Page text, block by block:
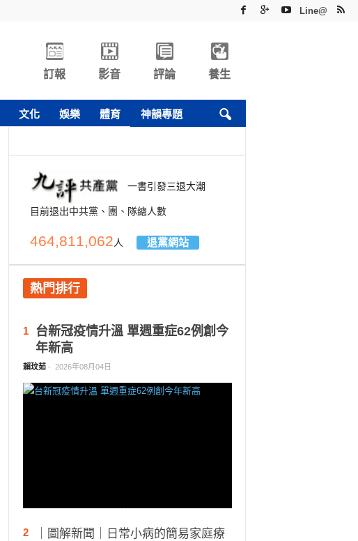
Line@
訂報 影音 評論 養生
文化 娛樂 體育 神韻專題
一書引發三退大潮
目前退出中共黨、團、隊總人數
464,811,062人 退黨網站
熱門排行
1
台新冠疫情升溫 單週重症62例創今
年新高
賴玟茹 - 2026年08月04日
2
｜圖解新聞｜日常小病的簡易家庭療